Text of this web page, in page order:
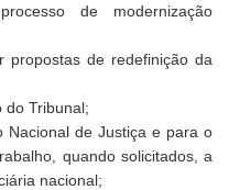
de modernização
propostas de redefinição da
do Tribunal;
Nacional de Justiça e para o
quando solicitados, a
nacional;